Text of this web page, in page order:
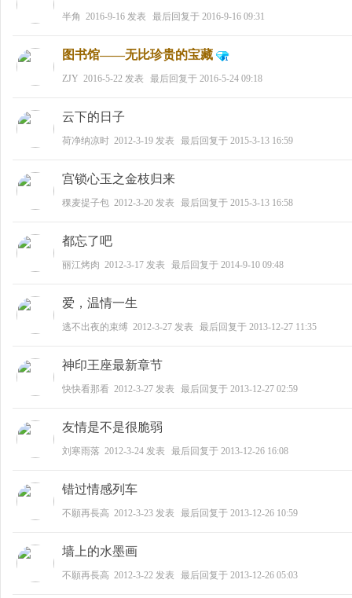
半角 2016-9-16 发表 最后回复于 2016-9-16 09:31
图书馆——无比珍贵的宝藏
ZJY 2016-5-22 发表 最后回复于 2016-5-24 09:18
云下的日子
荷净纳凉时 2012-3-19 发表 最后回复于 2015-3-13 16:59
宫锁心玉之金枝归来
稞麦提子包 2012-3-20 发表 最后回复于 2015-3-13 16:58
都忘了吧
丽江烤肉 2012-3-17 发表 最后回复于 2014-9-10 09:48
爱，温情一生
逃不出夜的束缚 2012-3-27 发表 最后回复于 2013-12-27 11:35
神印王座最新章节
快快看那看 2012-3-27 发表 最后回复于 2013-12-27 02:59
友情是不是很脆弱
刘寒雨落 2012-3-24 发表 最后回复于 2013-12-26 16:08
错过情感列车
不願再長高 2012-3-23 发表 最后回复于 2013-12-26 10:59
墙上的水墨画
不願再長高 2012-3-22 发表 最后回复于 2013-12-26 05:03